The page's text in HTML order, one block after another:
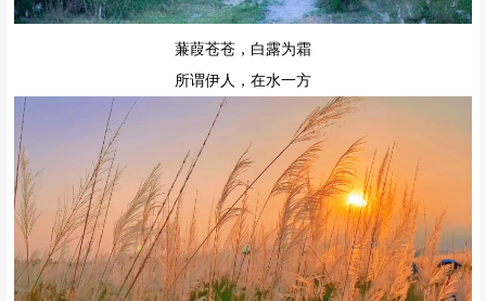
蒹葭苍苍，白露为霜
所谓伊人，在水一方